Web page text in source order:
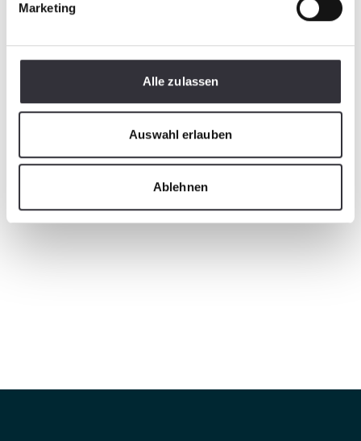
Marketing
Alle zulassen
Auswahl erlauben
Ablehnen